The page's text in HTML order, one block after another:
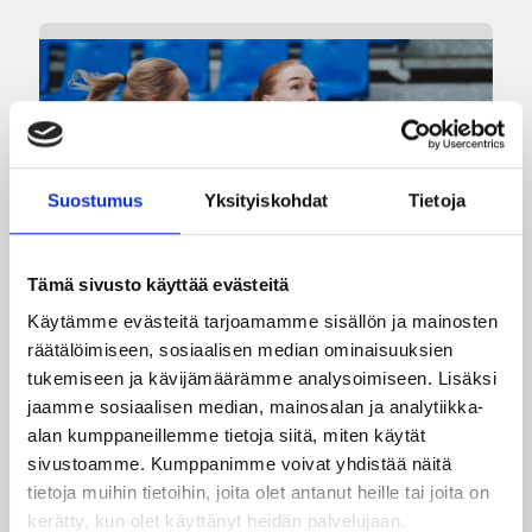
Suostumus Yksityiskohdat Tietoja
Tämä sivusto käyttää evästeitä
Käytämme evästeitä tarjoamamme sisällön ja mainosten
räätälöimiseen, sosiaalisen median ominaisuuksien
tukemiseen ja kävijämäärämme analysoimiseen. Lisäksi
jaamme sosiaalisen median, mainosalan ja analytiikka-
alan kumppaneillemme tietoja siitä, miten käytät
sivustoamme. Kumppanimme voivat yhdistää näitä
tietoja muihin tietoihin, joita olet antanut heille tai joita on
kerätty, kun olet käyttänyt heidän palvelujaan.
3×3 08.08.2026 22:58
Suomea edustavat 3×3-
joukkueet aloittivat Nordic Cup
-urakkansa Kööpenhaminassa
Naisten joukkue nappasi avauspäivänä kaksi